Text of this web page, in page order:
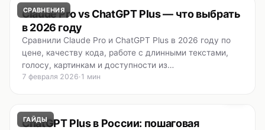
СРАВНЕНИЯ
Claude Pro vs ChatGPT Plus — что выбрать
в 2026 году
Сравнили Claude Pro и ChatGPT Plus в 2026 году по
цене, качеству кода, работе с длинными текстами,
голосу, картинкам и доступности из…
7 февраля 2026· 1 мин
ГАЙДЫ
ChatGPT Plus в России: пошаговая